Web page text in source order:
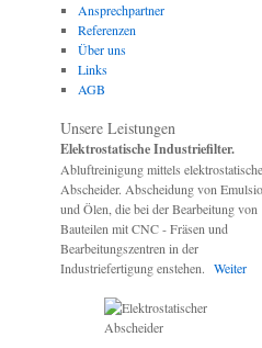
Ansprechpartner
Referenzen
Über uns
Links
AGB
Unsere Leistungen
Elektrostatische Industriefilter.
Abluftreinigung mittels
Abscheider. Abscheidung von
und Ölen, die bei der Bearbeitung von
Bauteilen mit CNC - Fräsen und
Bearbeitungszentren in der
Industriefertigung enstehen. Weiter